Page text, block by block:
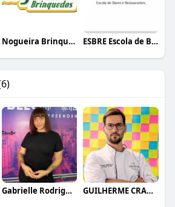
Nogueira Brinquedos ESBRE Escola de Bares e Restaurantes
Gabrielle Rodrigues GUILHERME CRAMER BALLE